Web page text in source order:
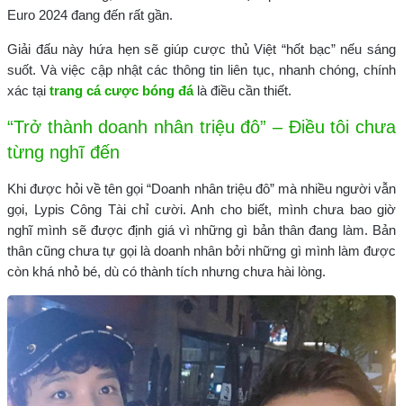
Euro 2024 đang đến rất gần.
Giải đấu này hứa hẹn sẽ giúp cược thủ Việt “hốt bạc” nếu sáng
suốt. Và việc cập nhật các thông tin liên tục, nhanh chóng, chính
xác tại trang cá cược bóng đálà điều cần thiết.
“Trở thành doanh nhân triệu đô” – Điều tôi chưa
từng nghĩ đến
Khi được hỏi về tên gọi “Doanh nhân triệu đô” mà nhiều người vẫn
gọi, Lypis Công Tài chỉ cười. Anh cho biết, mình chưa bao giờ
nghĩ mình sẽ được định giá vì những gì bản thân đang làm. Bản
thân cũng chưa tự gọi là doanh nhân bởi những gì mình làm được
còn khá nhỏ bé, dù có thành tích nhưng chưa hài lòng.